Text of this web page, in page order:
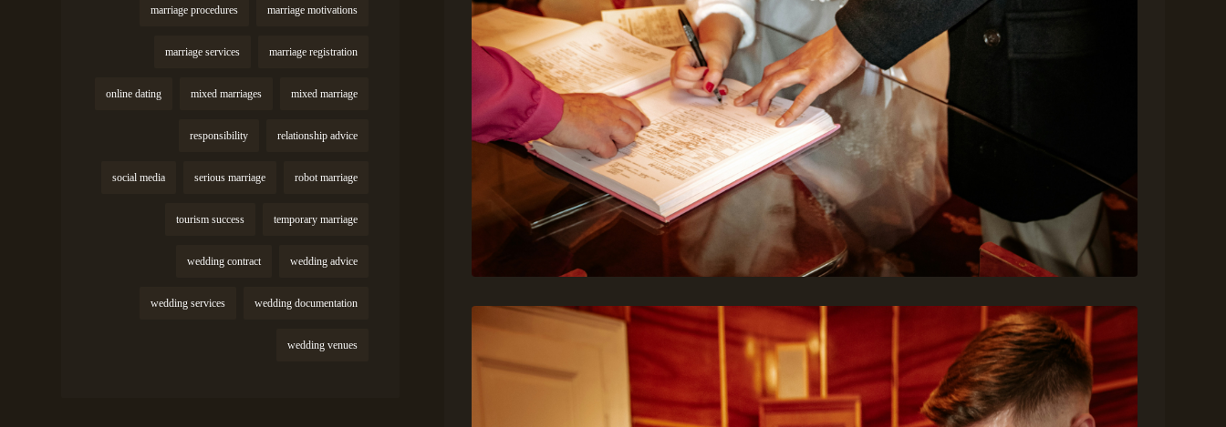
marriage motivations
marriage procedures
marriage registration
marriage services
mixed marriage
mixed marriages
online dating
relationship advice
responsibility
robot marriage
serious marriage
social media
temporary marriage
tourism success
wedding advice
wedding contract
wedding documentation
wedding services
wedding venues